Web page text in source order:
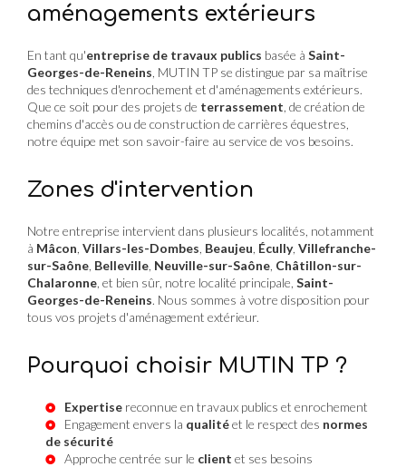
aménagements extérieurs
En tant qu'entreprise de travaux publics basée à Saint-
Georges-de-Reneins , MUTIN TP se distingue par sa maîtrise
des techniques d'enrochement et d'aménagements extérieurs.
Que ce soit pour des projets de terrassement , de création de
chemins d'accès ou de construction de carrières équestres,
notre équipe met son savoir-faire au service de vos besoins.
Zones d'intervention
Notre entreprise intervient dans plusieurs localités, notamment
à Mâcon Villars-les-Dombes Beaujeu Écully, Villefranche-
sur-Saône Belleville Neuville-sur-Saône Châtillon-sur-
Chalaronne , et bien sûr, notre localité principale, Saint-
Georges-de-Reneins. Nous sommes à votre disposition pour
tous vos projets d'aménagement extérieur.
Pourquoi choisir MUTIN TP ?
Expertise reconnue en travaux publics et enrochement
Engagement envers la qualitéet le respect des normes
de sécurité
Approche centrée sur le client et ses besoins